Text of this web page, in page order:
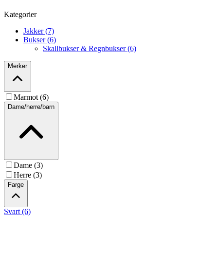
Kategorier
Jakker (7)
Bukser (6)
Skallbukser & Regnbukser (6)
Merker
Marmot (6)
Dame/herre/barn
Dame (3)
Herre (3)
Farge
Svart (6)